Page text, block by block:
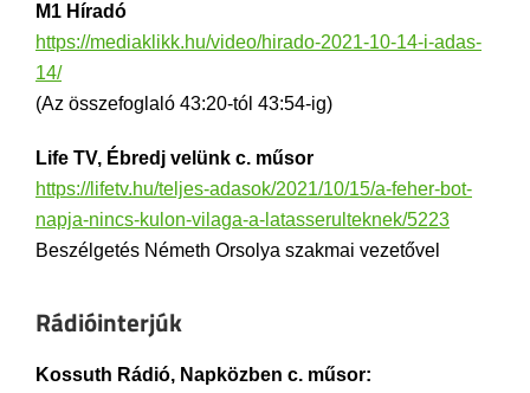
M1 Híradó
https://mediaklikk.hu/video/hirado-2021-10-14-i-adas-
14/
(Az összefoglaló 43:20-tól 43:54-ig)
Life TV, Ébredj velünk c. műsor
https://lifetv.hu/teljes-adasok/2021/10/15/a-feher-bot-
napja-nincs-kulon-vilaga-a-latasserulteknek/5223
Beszélgetés Németh Orsolya szakmai vezetővel
Rádióinterjúk
Kossuth Rádió, Napközben c. műsor: